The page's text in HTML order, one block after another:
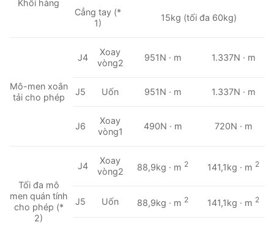
Khối hàng
Cẳng tay (*
1)
15kg (tối đa 60kg)
Mô-men xoắn
tải cho phép
J4
Xoay
vòng2
951N · m 1.337N · m
J5 Uốn 951N · m 1.337N · m
J6
Xoay
vòng1
490N · m 720N · m
Tối đa mô
men quán tính
cho phép (*
2)
J4
Xoay
vòng2
88,9kg · m 2 141,1kg · m 2
J5 Uốn 88,9kg · m 2 141,1kg · m 2